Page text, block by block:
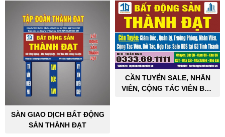
SÀN GIAO DỊCH BẤT ĐỘNG
SẢN THÀNH ĐẠT
CẦN TUYỂN SALE, NHÂN
VIÊN, CỘNG TÁC VIÊN BẤT